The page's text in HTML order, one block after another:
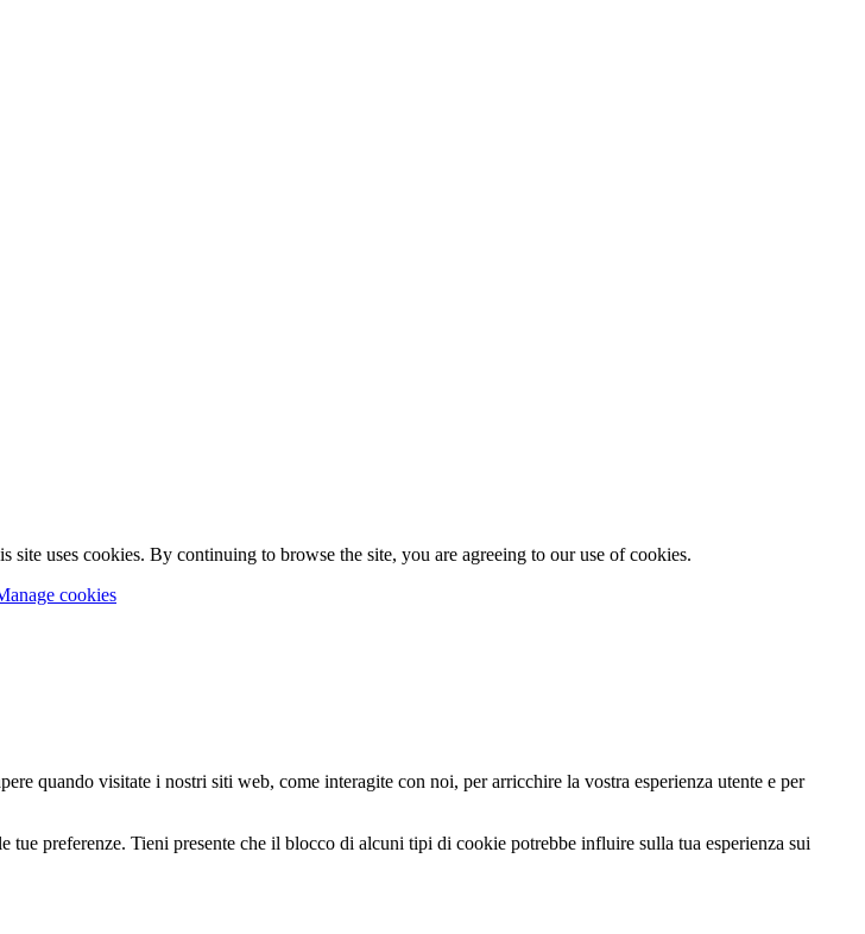
site uses cookies. By continuing to browse the site, you are agreeing to our use of cookies.
cookies
quando visitate i nostri siti web, come interagite con noi, per arricchire la vostra esperienza utente e per
preferenze. Tieni presente che il blocco di alcuni tipi di cookie potrebbe influire sulla tua esperienza sui